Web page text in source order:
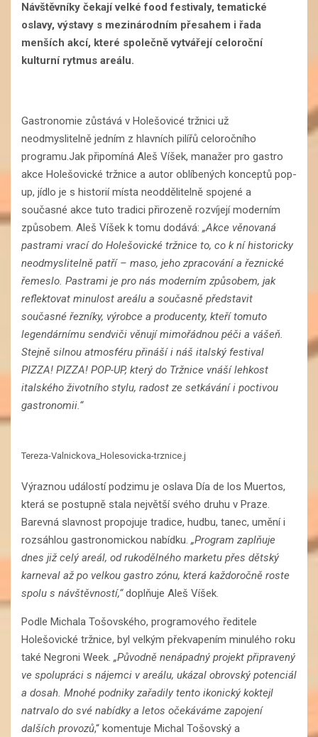
Návštěvníky čekají velké food festivaly, tematické
oslavy, výstavy s mezinárodním přesahem i řada
menších akcí, které společně vytvářejí celoroční
kulturní rytmus areálu.
Gastronomie zůstává v Holešovicé tržnici už
neodmyslitelně jedním z hlavních pilířů celoročního
programu.Jak připomíná Aleš Víšek, manažer pro gastro
akce Holešovické tržnice a autor oblíbených konceptů pop-
up, jídlo je s historií místa neoddělitelně spojené a
současné akce tuto tradici přirozeně rozvíjejí moderním
způsobem. Aleš Víšek k tomu dodává: „Akce věnovaná
pastrami vrací do Holešovické tržnice to, co k ní historicky
neodmyslitelně patří – maso, jeho zpracování a řeznické
řemeslo. Pastrami je pro nás moderním způsobem, jak
reflektovat minulost areálu a současně představit
současné řezníky, výrobce a producenty, kteří tomuto
legendárnímu sendviči věnují mimořádnou péči a vášeň.
Stejně silnou atmosféru přináší i náš italský festival
PIZZA! PIZZA! POP-UP, který do Tržnice vnáší lehkost
italského životního stylu, radost ze setkávání i poctivou
gastronomii.“
Tereza-Valnickova_Holesovicka-trznice.j
Výraznou událostí podzimu je oslava Día de los Muertos,
která se postupně stala největší svého druhu v Praze.
Barevná slavnost propojuje tradice, hudbu, tanec, umění i
rozsáhlou gastronomickou nabídku. „Program zaplňuje
dnes již celý areál, od rukodělného marketu přes dětský
karneval až po velkou gastro zónu, která každoročně roste
spolu s návštěvností,“doplňuje Aleš Víšek.
Podle Michala Tošovského, programového ředitele
Holešovické tržnice, byl velkým překvapením minulého roku
také Negroni Week. „Původně nenápadný projekt připravený
ve spolupráci s nájemci v areálu, ukázal obrovský potenciál
a dosah. Mnohé podniky zařadily tento ikonický koktejl
natrvalo do své nabídky a letos očekáváme zapojení
dalších provozů,“ komentuje Michal Tošovský a